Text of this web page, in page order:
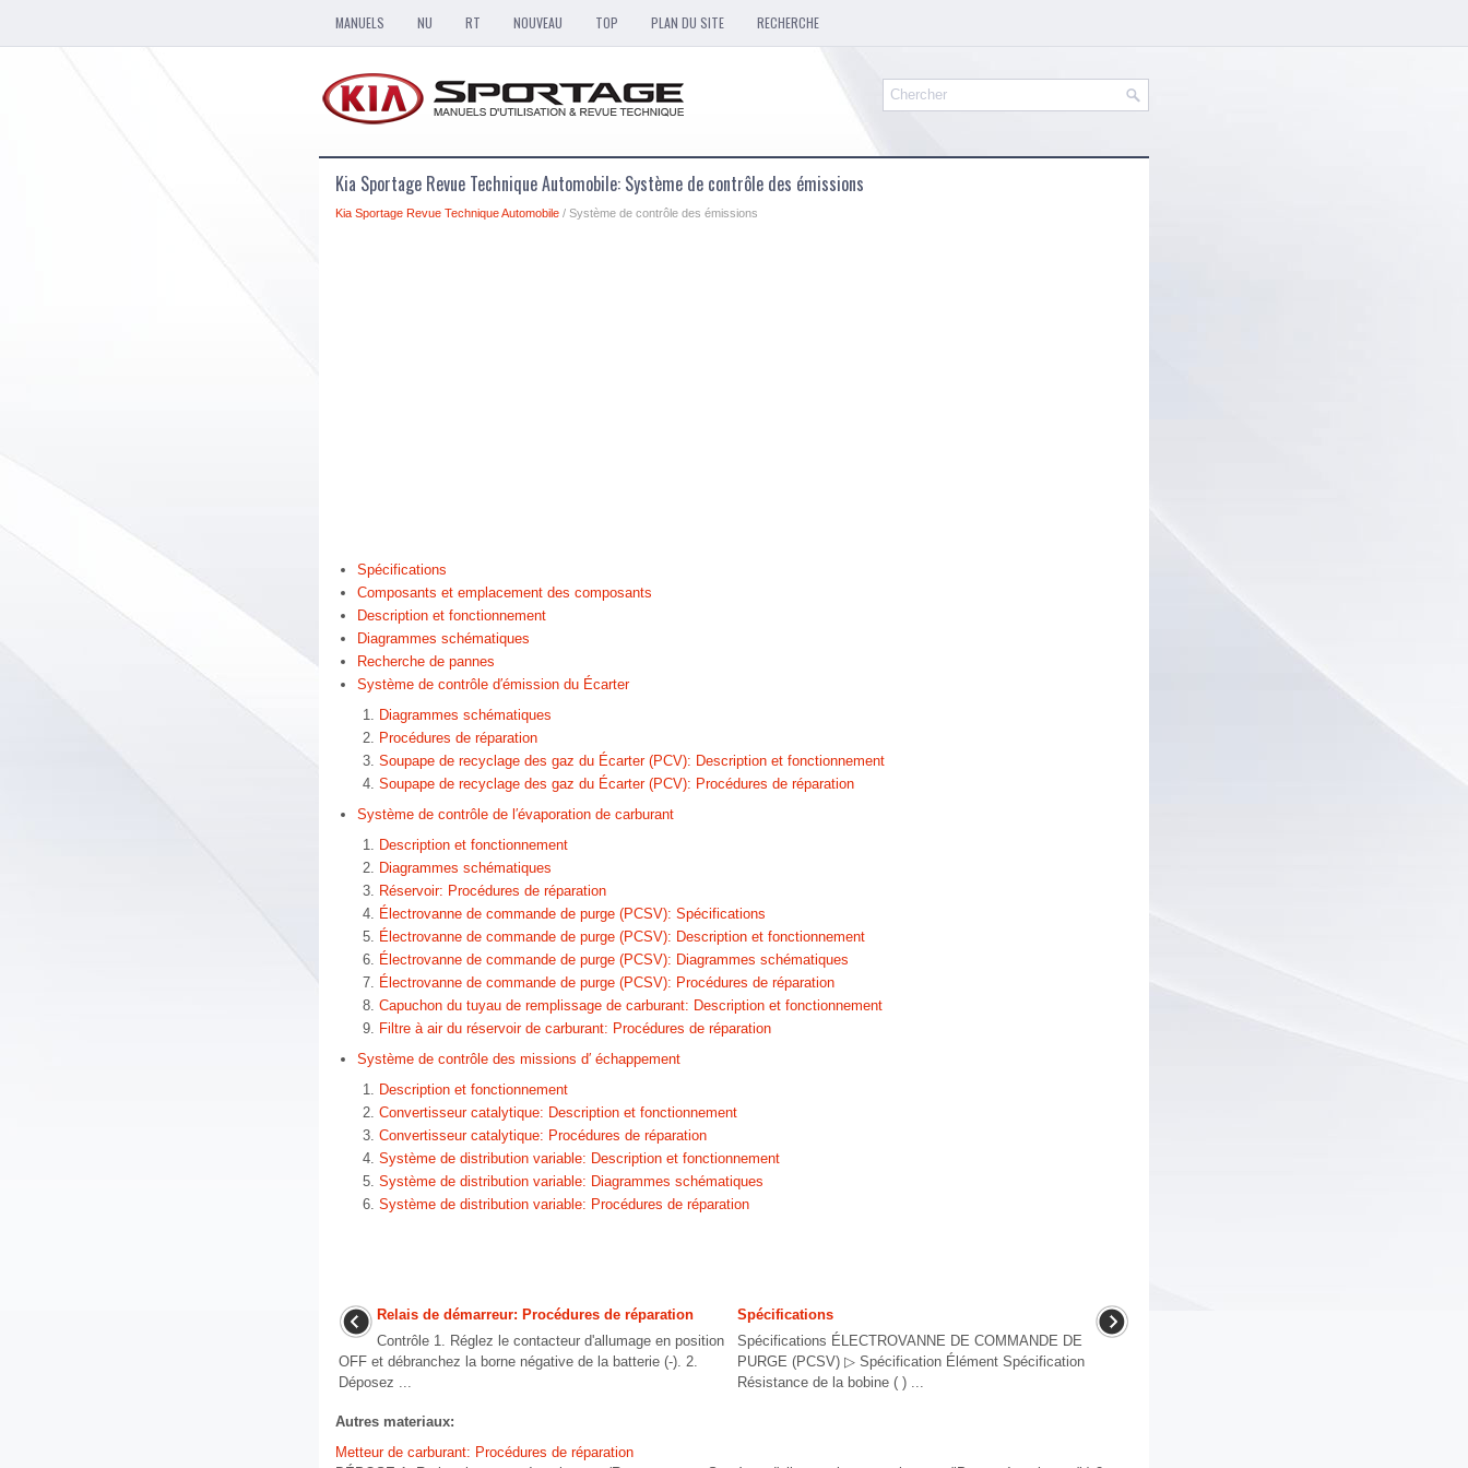
MANUELS NU RT NOUVEAU TOP PLAN DU SITE RECHERCHE
Kia Sportage Revue Technique Automobile: Système de contrôle des émissions
Kia Sportage Revue Technique Automobile / Système de contrôle des émissions
Spécifications
Composants et emplacement des composants
Description et fonctionnement
Diagrammes schématiques
Recherche de pannes
Système de contrôle d′émission du Écarter
Diagrammes schématiques
Procédures de réparation
Soupape de recyclage des gaz du Écarter (PCV): Description et fonctionnement
Soupape de recyclage des gaz du Écarter (PCV): Procédures de réparation
Système de contrôle de l′évaporation de carburant
Description et fonctionnement
Diagrammes schématiques
Réservoir: Procédures de réparation
Électrovanne de commande de purge (PCSV): Spécifications
Électrovanne de commande de purge (PCSV): Description et fonctionnement
Électrovanne de commande de purge (PCSV): Diagrammes schématiques
Électrovanne de commande de purge (PCSV): Procédures de réparation
Capuchon du tuyau de remplissage de carburant: Description et fonctionnement
Filtre à air du réservoir de carburant: Procédures de réparation
Système de contrôle des missions d′ échappement
Description et fonctionnement
Convertisseur catalytique: Description et fonctionnement
Convertisseur catalytique: Procédures de réparation
Système de distribution variable: Description et fonctionnement
Système de distribution variable: Diagrammes schématiques
Système de distribution variable: Procédures de réparation
Relais de démarreur: Procédures de réparation
Contrôle 1. Réglez le contacteur d'allumage en position
OFF et débranchez la borne négative de la batterie (-). 2.
Déposez ...
Spécifications
Spécifications ÉLECTROVANNE DE COMMANDE DE
PURGE (PCSV) ▷ Spécification Élément Spécification
Résistance de la bobine ( ) ...
Autres materiaux:
Metteur de carburant: Procédures de réparation